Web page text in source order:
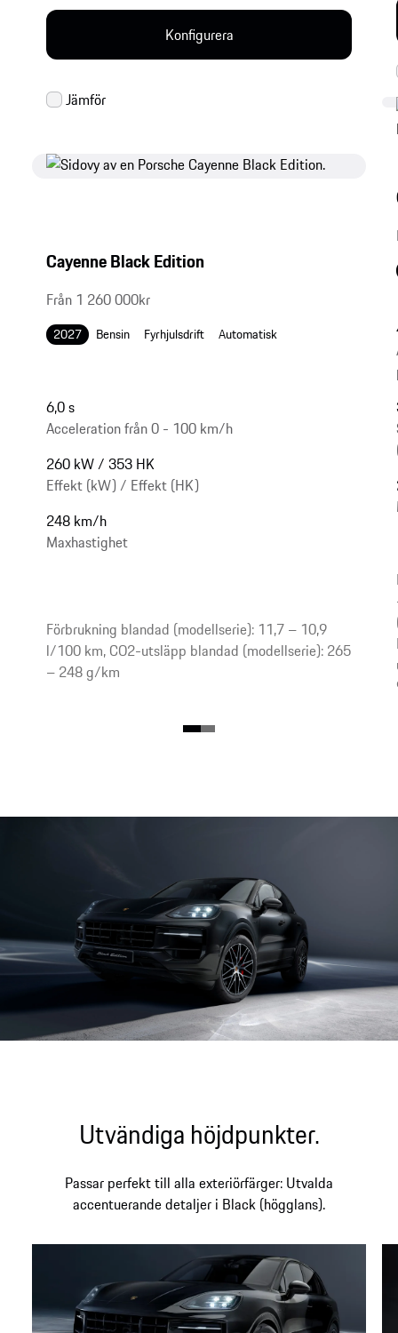
Cayenne Black Edition
Från 1 260 000kr
2027 Bensin Fyrhjulsdrift Automatisk
6,0 s
Acceleration från 0 - 100 km/h
260 kW / 353 HK
Effekt (kW) / Effekt (HK)
248 km/h
Maxhastighet
Förbrukning blandad (modellserie): 11,7 – 10,9
l/100 km, CO2-utsläpp blandad (modellserie): 265
– 248 g/km
Konfigurera
Utvändiga höjdpunkter.
Passar perfekt till alla exteriörfärger: Utvalda
accentuerande detaljer i Black (högglans).